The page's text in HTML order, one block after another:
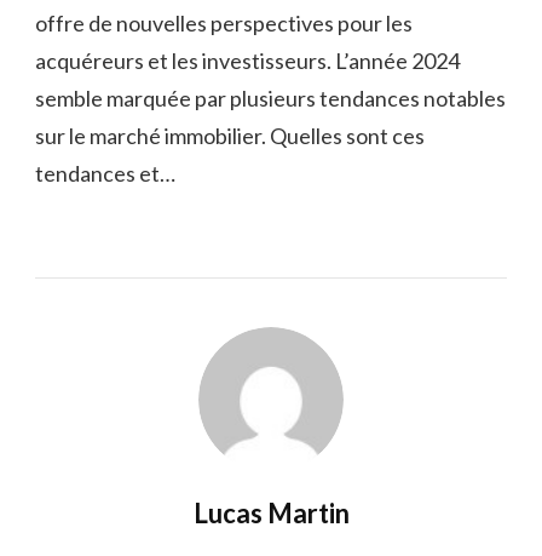
offre de nouvelles perspectives pour les
acquéreurs et les investisseurs. L’année 2024
semble marquée par plusieurs tendances notables
sur le marché immobilier. Quelles sont ces
tendances et…
Lucas Martin